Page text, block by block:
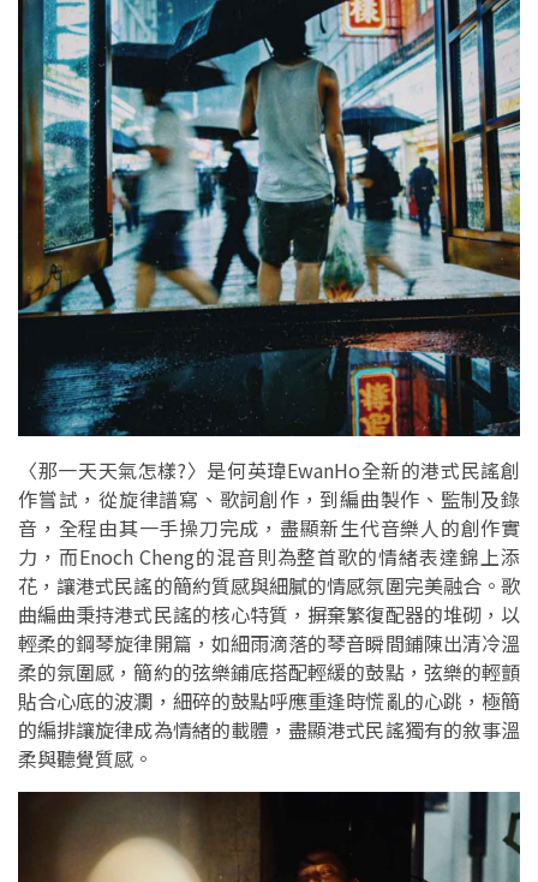
〈那一天天氣怎樣?〉是何英瑋EwanHo全新的港式民謠創
作嘗試，從旋律譜寫、歌詞創作，到編曲製作、監制及錄
音，全程由其一手操刀完成，盡顯新生代音樂人的創作實
力，而Enoch Cheng的混音則為整首歌的情緒表達錦上添
花，讓港式民謠的簡約質感與細膩的情感氛圍完美融合。歌
曲編曲秉持港式民謠的核心特質，摒棄繁復配器的堆砌，以
輕柔的鋼琴旋律開篇，如細雨滴落的琴音瞬間鋪陳出清冷溫
柔的氛圍感，簡約的弦樂鋪底搭配輕緩的鼓點，弦樂的輕顫
貼合心底的波瀾，細碎的鼓點呼應重逢時慌亂的心跳，極簡
的編排讓旋律成為情緒的載體，盡顯港式民謠獨有的敘事溫
柔與聽覺質感。